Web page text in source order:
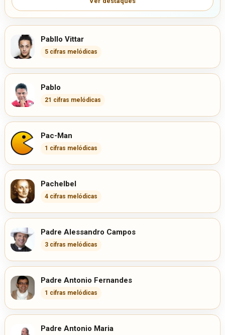
Pabllo Vittar
5 cifras melódicas
Pablo
21 cifras melódicas
Pac-Man
1 cifras melódicas
Pachelbel
4 cifras melódicas
Padre Alessandro Campos
3 cifras melódicas
Padre Antonio Fernandes
1 cifras melódicas
Padre Antonio Maria